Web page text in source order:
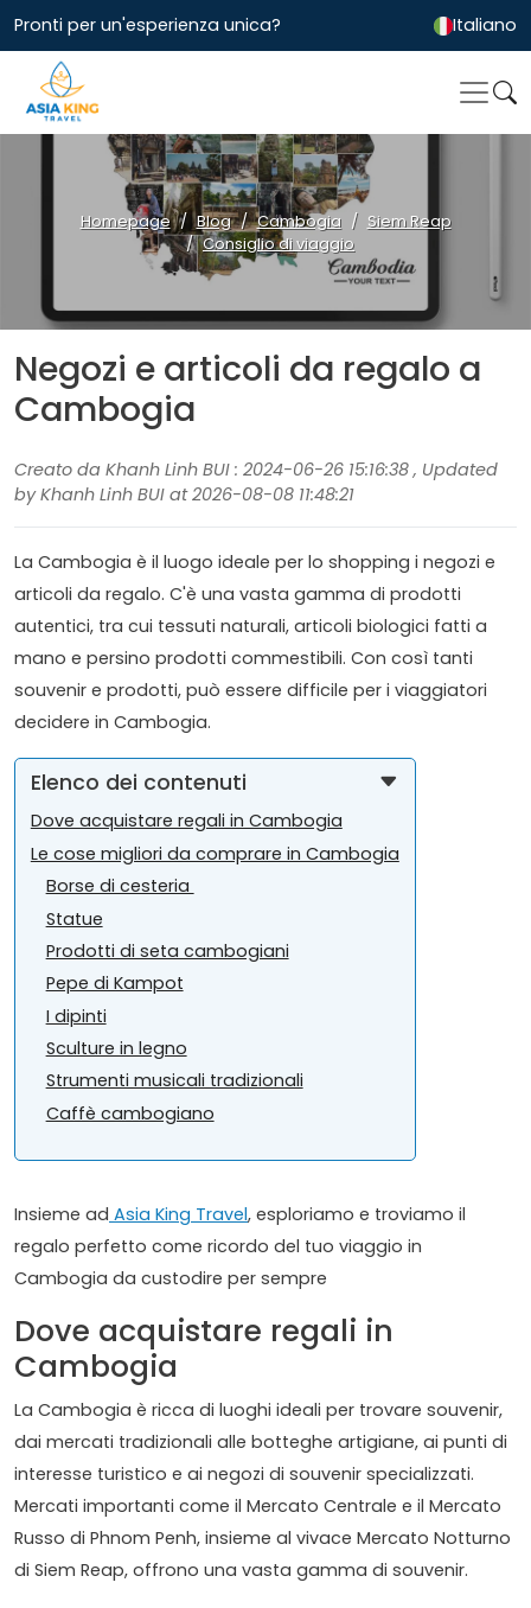
Pronti per un'esperienza unica? Italiano
Homepage Blog Cambogia
Siem Reap
Consiglio di viaggio
Negozi e articoli da regalo a
Cambogia
Creato da Khanh Linh BUI : 2024-06-26 15:16:38 , Updated
by Khanh Linh BUI at 2026-08-08 11:48:21
La Cambogia è il luogo ideale per lo shopping i negozi e
articoli da regalo. C'è una vasta gamma di prodotti
autentici, tra cui tessuti naturali, articoli biologici fatti a
mano e persino prodotti commestibili. Con così tanti
souvenir e prodotti, può essere difficile per i viaggiatori
decidere in Cambogia.
Elenco dei contenuti
Dove acquistare regali in Cambogia
Le cose migliori da comprare in Cambogia
Borse di cesteria
Statue
Prodotti di seta cambogiani
Pepe di Kampot
I dipinti
Sculture in legno
Strumenti musicali tradizionali
Caffè cambogiano
Insieme ad Asia King Travel, esploriamo e troviamo il
regalo perfetto come ricordo del tuo viaggio in
Cambogia da custodire per sempre
Dove acquistare regali in
Cambogia
La Cambogia è ricca di luoghi ideali per trovare souvenir,
dai mercati tradizionali alle botteghe artigiane, ai punti di
interesse turistico e ai negozi di souvenir specializzati.
Mercati importanti come il Mercato Centrale e il Mercato
Russo di Phnom Penh, insieme al vivace Mercato Notturno
di Siem Reap, offrono una vasta gamma di souvenir.